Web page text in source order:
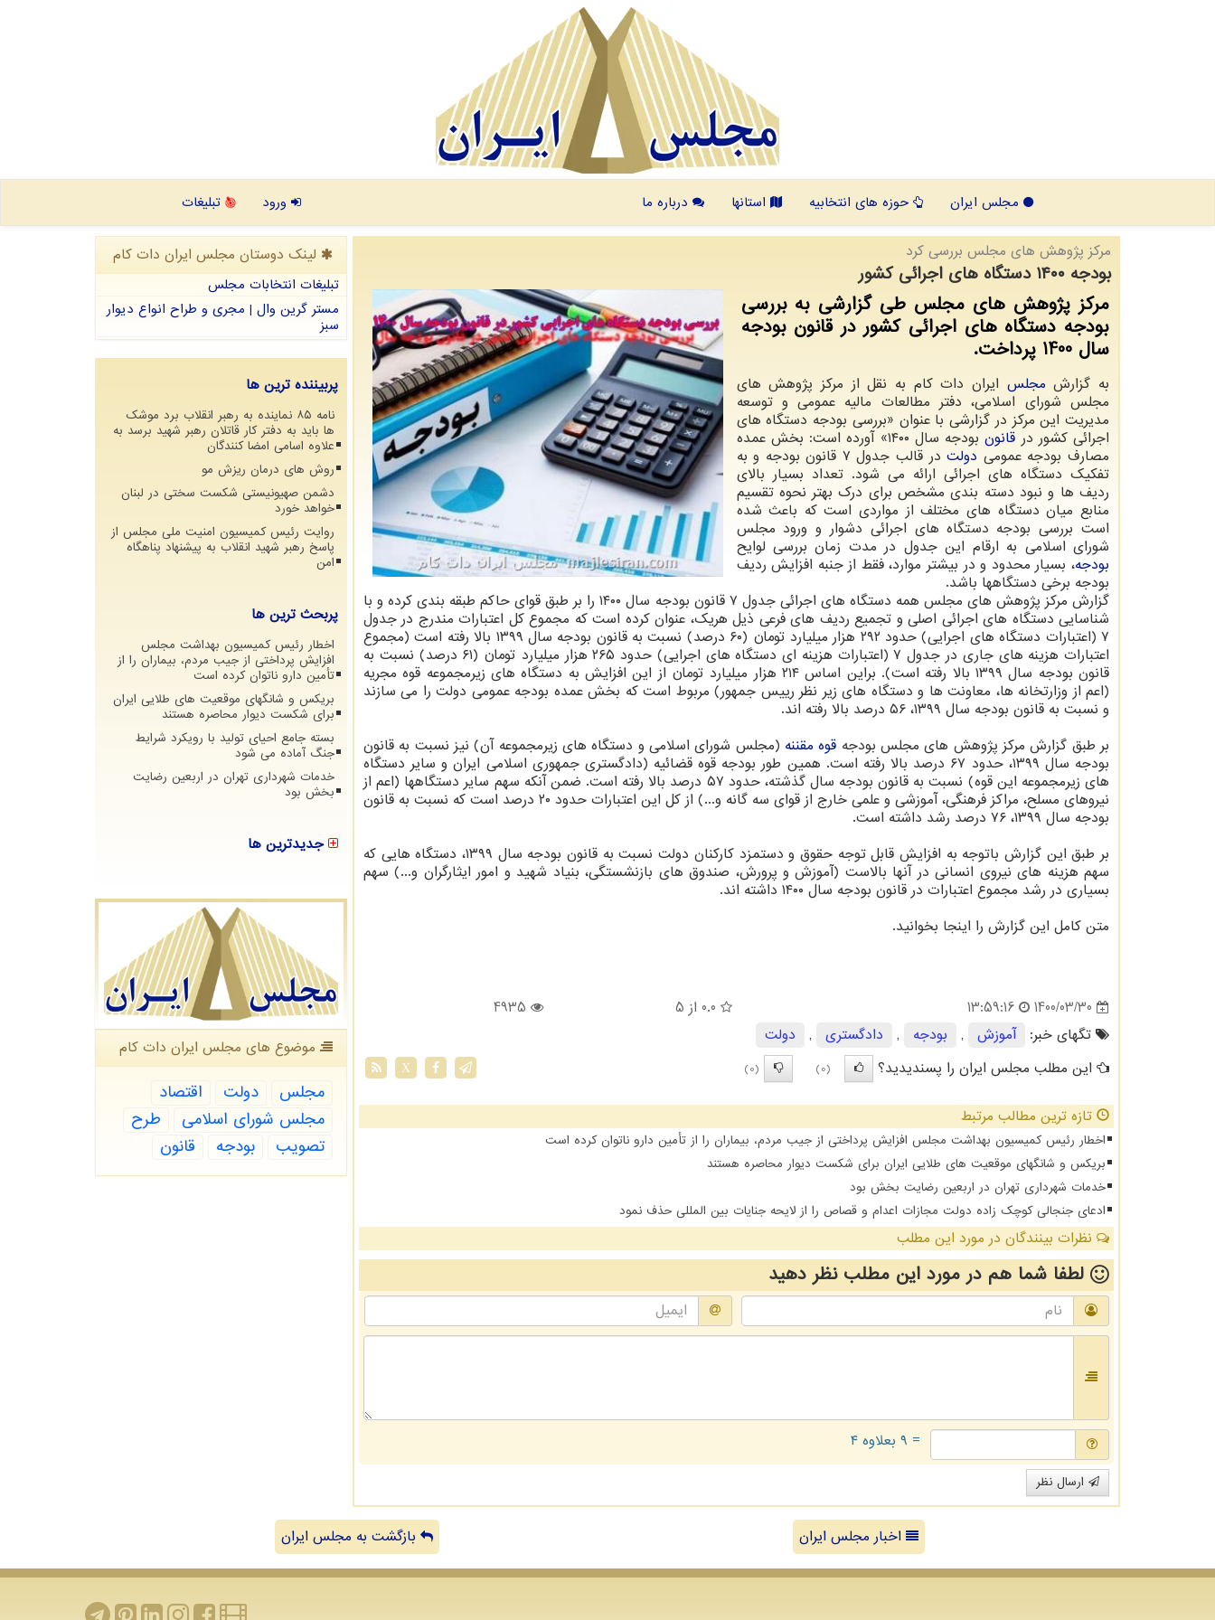
مجلس ایران حوزه های انتخابیه استانها درباره ما ورود تبلیغات
مركز پژوهش های مجلس بررسی كرد
بودجه ۱۴۰۰ دستگاه های اجرائی كشور
مرکز پژوهش های مجلس طی گزارشی به بررسی
بودجه دستگاه های اجرائی کشور در قانون بودجه
سال 1400 پرداخت.
به گزارش مجلس ایران دات کام به نقل از مرکز پژوهش های
مجلس شورای اسلامی، دفتر مطالعات مالیه عمومی و توسعه
مدیریت این مرکز در گزارشی با عنوان «بررسی بودجه دستگاه های
اجرائی کشور در قانون
بودجه سال ۱۴۰۰» آورده است: بخش عمده
مصارف بودجه عمومی دولت
در قالب جدول ۷ قانون بودجه و به
تفکیک دستگاه های اجرائی ارائه می شود. تعداد بسیار بالای
ردیف ها و نبود دسته بندی مشخص برای درک بهتر نحوه تقسیم
منابع میان دستگاه های مختلف از مواردی است که باعث شده
است بررسی بودجه دستگاه های اجرائی دشوار و ورود مجلس
شورای اسلامی به ارقام این جدول در مدت زمان بررسی لوایح
بودجه، بسیار محدود و در بیشتر موارد، فقط از جنبه افزایش ردیف
بودجه برخی دستگاهها باشد.
گزارش مرکز پژوهش های مجلس همه دستگاه های اجرائی جدول ۷ قانون بودجه سال ۱۴۰۰ را بر طبق قوای حاکم طبقه بندی کرده و با
شناسایی دستگاه های اجرائی اصلی و تجمیع ردیف های فرعی ذیل هریک، عنوان کرده است که مجموع کل اعتبارات مندرج در جدول
۷ (اعتبارات دستگاه های اجرایی) حدود ۲۹۲ هزار میلیارد تومان (۶۰ درصد) نسبت به قانون بودجه سال ۱۳۹۹ بالا رفته است (مجموع
اعتبارات هزینه های جاری در جدول ۷ (اعتبارات هزینه ای دستگاه های اجرایی) حدود ۲۶۵ هزار میلیارد تومان (۶۱ درصد) نسبت به
قانون بودجه سال ۱۳۹۹ بالا رفته است). براین اساس ۲۱۴ هزار میلیارد تومان از این افزایش به دستگاه های زیرمجموعه قوه مجریه
(اعم از وزارتخانه ها، معاونت ها و دستگاه های زیر نظر رییس جمهور) مربوط است که بخش عمده بودجه عمومی دولت را می سازند
و نسبت به قانون بودجه سال ۱۳۹۹، ۵۶ درصد بالا رفته اند.
بر طبق گزارش مرکز پژوهش های مجلس بودجه قوه مقننه (مجلس شورای اسلامی و دستگاه های زیرمجموعه آن) نیز نسبت به قانون
بودجه سال ۱۳۹۹، حدود ۶۷ درصد بالا رفته است. همین طور بودجه قوه قضائیه (دادگستری جمهوری اسلامی ایران و سایر دستگاه
های زیرمجموعه این قوه) نسبت به قانون بودجه سال گذشته، حدود ۵۷ درصد بالا رفته است. ضمن آنکه سهم سایر دستگاهها (اعم از
نیروهای مسلح، مراکز فرهنگی، آموزشی و علمی خارج از قوای سه گانه و...) از کل این اعتبارات حدود ۲۰ درصد است که نسبت به قانون
بودجه سال ۱۳۹۹، ۷۶ درصد رشد داشته است.
بر طبق این گزارش باتوجه به افزایش قابل توجه حقوق و دستمزد کارکنان دولت نسبت به قانون بودجه سال ۱۳۹۹، دستگاه هایی که
سهم هزینه های نیروی انسانی در آنها بالاست (آموزش و پرورش، صندوق های بازنشستگی، بنیاد شهید و امور ایثارگران و...) سهم
بسیاری در رشد مجموع اعتبارات در قانون بودجه سال ۱۴۰۰ داشته اند.
متن کامل این گزارش را اینجا بخوانید.
1400/03/30
13:59:16
0.0 از 5
4935
تگهای خبر:
آموزش , بودجه , دادگستری ,
دولت
این مطلب مجلس ایران را پسندیدید؟
(0)
(0)
X
تازه ترین مطالب مرتبط
اخطار رئیس کمیسیون بهداشت مجلس افزایش پرداختی از جیب مردم، بیماران را از تأمین دارو ناتوان کرده است
بریکس و شانگهای موقعیت های طلایی ایران برای شکست دیوار محاصره هستند
خدمات شهرداری تهران در اربعین رضایت بخش بود
ادعای جنجالی کوچک زاده دولت مجازات اعدام و قصاص را از لایحه جنایات بین المللی حذف نمود
نظرات بینندگان در مورد این مطلب
لطفا شما هم در مورد این مطلب نظر دهید
= ۹ بعلاوه ۴
ارسال نظر
لینک دوستان مجلس ایران دات كام
تبلیغات انتخابات مجلس
مستر گرین وال | مجری و طراح انواع دیوار
سبز
پربیننده ترین ها
نامه ۸۵ نماینده به رهبر انقلاب برد موشک
ها باید به دفتر کار قاتلان رهبر شهید برسد به
علاوه اسامی امضا کنندگان
روش های درمان ریزش مو
دشمن صهیونیستی شکست سختی در لبنان
خواهد خورد
روایت رئیس کمیسیون امنیت ملی مجلس از
پاسخ رهبر شهید انقلاب به پیشنهاد پناهگاه
امن
پربحث ترین ها
اخطار رئیس کمیسیون بهداشت مجلس
افزایش پرداختی از جیب مردم، بیماران را از
تأمین دارو ناتوان کرده است
بریکس و شانگهای موقعیت های طلایی ایران
برای شکست دیوار محاصره هستند
بسته جامع احیای تولید با رویکرد شرایط
جنگ آماده می شود
خدمات شهرداری تهران در اربعین رضایت
بخش بود
جدیدترین ها
موضوع های مجلس ایران دات كام
مجلس دولت
اقتصاد
مجلس شورای اسلامی
طرح
تصویب
بودجه قانون
اخبار مجلس ایران بازگشت به مجلس ایران